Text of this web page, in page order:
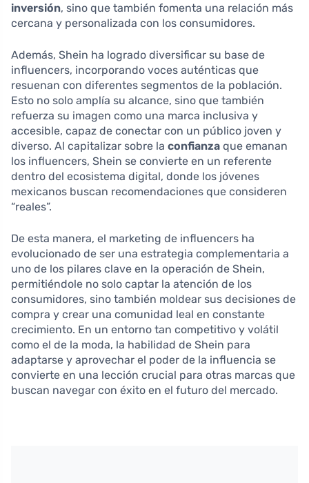
inversión, sino que también fomenta una relación más
cercana y personalizada con los consumidores.
Además, Shein ha logrado diversificar su base de
influencers, incorporando voces auténticas que
resuenan con diferentes segmentos de la población.
Esto no solo amplía su alcance, sino que también
refuerza su imagen como una marca inclusiva y
accesible, capaz de conectar con un público joven y
diverso. Al capitalizar sobre la confianza que emanan
los influencers, Shein se convierte en un referente
dentro del ecosistema digital, donde los jóvenes
mexicanos buscan recomendaciones que consideren
“reales”.
De esta manera, el marketing de influencers ha
evolucionado de ser una estrategia complementaria a
uno de los pilares clave en la operación de Shein,
permitiéndole no solo captar la atención de los
consumidores, sino también moldear sus decisiones de
compra y crear una comunidad leal en constante
crecimiento. En un entorno tan competitivo y volátil
como el de la moda, la habilidad de Shein para
adaptarse y aprovechar el poder de la influencia se
convierte en una lección crucial para otras marcas que
buscan navegar con éxito en el futuro del mercado.